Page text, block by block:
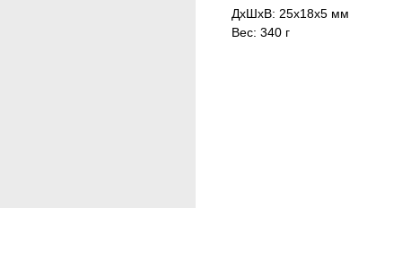
ДxШxВ: 25x18x5 мм
Вес: 340 г